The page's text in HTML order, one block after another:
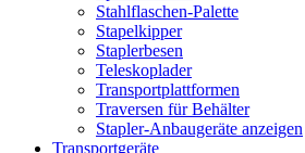
Stahlflaschen-Palette
Stapelkipper
Staplerbesen
Teleskoplader
Transportplattformen
Traversen für Behälter
Stapler-Anbaugeräte anzeigen
Transportgeräte